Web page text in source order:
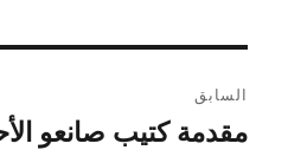
المقالات
السابق
المقالة
مقدمة كتيب صانعو